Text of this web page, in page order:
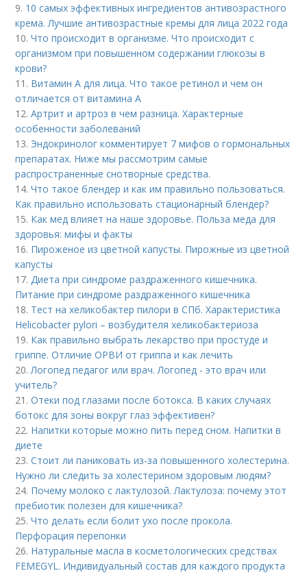
9. 10 самых эффективных ингредиентов антивозрастного
крема. Лучшие антивозрастные кремы для лица 2022 года
10.Что происходит в организме. Что происходит с
организмом при повышенном содержании глюкозы в
крови?
11. Витамин A для лица. Что такое ретинол и чем он
отличается от витамина А
12.Артрит и артроз в чем разница. Характерные
особенности заболеваний
13. Эндокринолог комментирует 7 мифов о гормональных
препаратах. Ниже мы рассмотрим самые
распространенные снотворные средства.
14.Что такое блендер и как им правильно пользоваться.
Как правильно использовать стационарный блендер?
15. Как мед влияет на наше здоровье. Польза меда для
здоровья: мифы и факты
16. Пироженое из цветной капусты. Пирожные из цветной
капусты
17. Диета при синдроме раздраженного кишечника.
Питание при синдроме раздраженного кишечника
18. Тест на хеликобактер пилори в СПб. Характеристика
Helicobacter pylori – возбудителя хеликобактериоза
19. Как правильно выбрать лекарство при простуде и
гриппе. Отличие ОРВИ от гриппа и как лечить
20. Логопед педагог или врач. Логопед - это врач или
учитель?
21.Отеки под глазами после ботокса. В каких случаях
ботокс для зоны вокруг глаз эффективен?
22. Напитки которые можно пить перед сном. Напитки в
диете
23.Стоит ли паниковать из-за повышенного холестерина.
Нужно ли следить за холестерином здоровым людям?
24. Почему молоко с лактулозой. Лактулоза: почему этот
пребиотик полезен для кишечника?
25.Что делать если болит ухо после прокола.
Перфорация перепонки
26. Натуральные масла в косметологических средствах
FEMEGYL. Индивидуальный состав для каждого продукта